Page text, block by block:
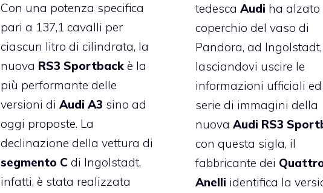
Con una potenza specifica
pari a 137,1 cavalli per
ciascun litro di cilindrata, la
nuova RS3 Sportback è la
più performante delle
versioni di Audi A3 sino ad
oggi proposte. La
declinazione della vettura di
segmento C di Ingolstadt,
infatti, è stata realizzata
tedescaAudi ha alzato
coperchio del vaso di
Pandora, ad Ingolstadt,
lasciandovi uscire le
informazioni ufficiali
serie di immagini della
nuovaAudi RS3
con questa sigla, il
fabbricante dei
Anelli identifica la